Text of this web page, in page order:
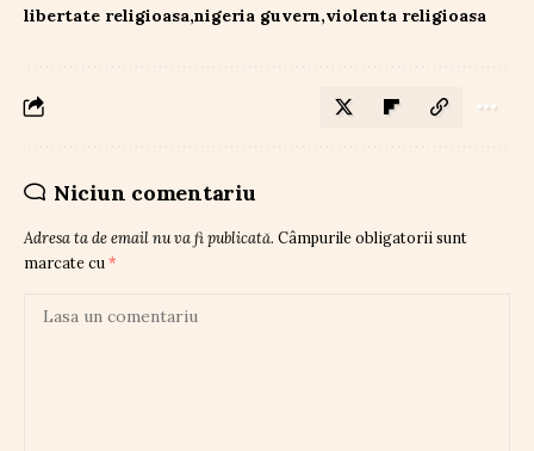
libertate religioasa nigeria guvern violenta religioasa
Niciun comentariu
Adresa ta de email nu va fi publicată. Câmpurile obligatorii sunt
marcate cu *